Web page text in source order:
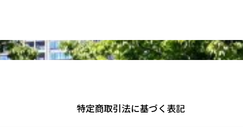
特定商取引法に基づく表記